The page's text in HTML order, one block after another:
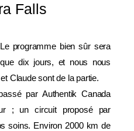
Falls
programme bien sûr sera
dix jours, et nous nous
Claude sont de la partie.
par Authentik Canada
; un circuit proposé par
soins. Environ 2000 km de